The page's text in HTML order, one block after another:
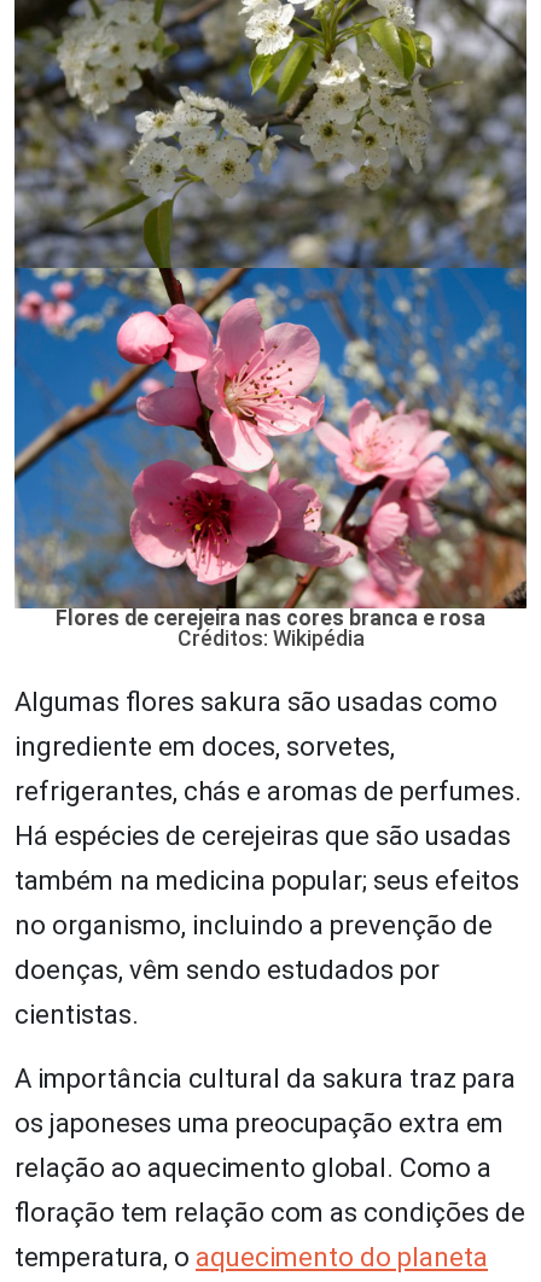
Flores de cerejeira nas cores branca e rosa
Créditos: Wikipédia
Algumas flores sakura são usadas como
ingrediente em doces, sorvetes,
refrigerantes, chás e aromas de perfumes.
Há espécies de cerejeiras que são usadas
também na medicina popular; seus efeitos
no organismo, incluindo a prevenção de
doenças, vêm sendo estudados por
cientistas.
A importância cultural da sakura traz para
os japoneses uma preocupação extra em
relação ao aquecimento global. Como a
floração tem relação com as condições de
temperatura, o aquecimento do planeta